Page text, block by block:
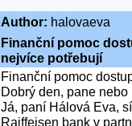
Author: halovaeva
Finanční pomoc
nejvíce potřebují
Finanční pomoc
Dobrý den, pane nebo
Já, paní Hálová Eva,
Raiffeisen bank v